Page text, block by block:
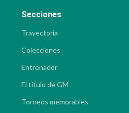
Secciones
Trayectoria
Colecciones
Entrenador
El título de GM
Torneos memorables